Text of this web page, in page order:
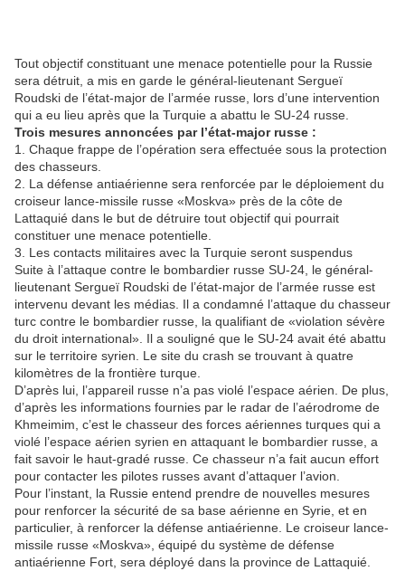
Tout objectif constituant une menace potentielle pour la Russie
sera détruit, a mis en garde le général-lieutenant Sergueï
Roudski de l’état-major de l’armée russe, lors d’une intervention
qui a eu lieu après que la Turquie a abattu le SU-24 russe.
Trois mesures annoncées par l’état-major russe :
1. Chaque frappe de l’opération sera effectuée sous la protection
des chasseurs.
2. La défense antiaérienne sera renforcée par le déploiement du
croiseur lance-missile russe «Moskva» près de la côte de
Lattaquié dans le but de détruire tout objectif qui pourrait
constituer une menace potentielle.
3. Les contacts militaires avec la Turquie seront suspendus
Suite à l’attaque contre le bombardier russe SU-24, le général-
lieutenant Sergueï Roudski de l’état-major de l’armée russe est
intervenu devant les médias. Il a condamné l’attaque du chasseur
turc contre le bombardier russe, la qualifiant de «violation sévère
du droit international». Il a souligné que le SU-24 avait été abattu
sur le territoire syrien. Le site du crash se trouvant à quatre
kilomètres de la frontière turque.
D’après lui, l’appareil russe n’a pas violé l’espace aérien. De plus,
d’après les informations fournies par le radar de l’aérodrome de
Khmeimim, c’est le chasseur des forces aériennes turques qui a
violé l’espace aérien syrien en attaquant le bombardier russe, a
fait savoir le haut-gradé russe. Ce chasseur n’a fait aucun effort
pour contacter les pilotes russes avant d’attaquer l’avion.
Pour l’instant, la Russie entend prendre de nouvelles mesures
pour renforcer la sécurité de sa base aérienne en Syrie, et en
particulier, à renforcer la défense antiaérienne. Le croiseur lance-
missile russe «Moskva», équipé du système de défense
antiaérienne Fort, sera déployé dans la province de Lattaquié.